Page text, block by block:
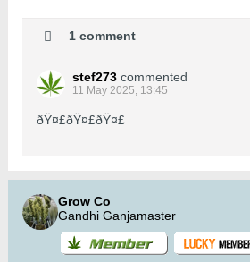
1 comment
stef273 commented
11 May 2025, 13:45
ðŸ¤£ðŸ¤£ðŸ¤£
Grow Co
Gandhi Ganjamaster